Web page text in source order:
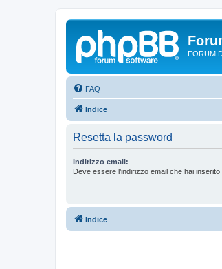
FORUM
FAQ
Indice
Resetta la password
Indirizzo email:
Deve essere l’indirizzo email che hai
Indice